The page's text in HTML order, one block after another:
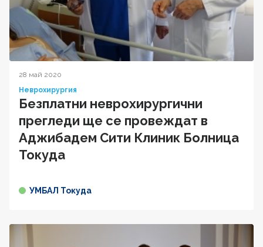
28 май 2020
Неврохирургия
Безплатни неврохирургични
прегледи ще се провеждат в
Аджибадем Сити Клиник Болница
Токуда
УМБАЛ Токуда